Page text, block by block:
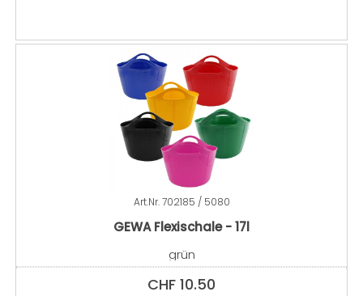
Art.Nr.702185 / 5080
GEWA Flexischale - 17l
grün
CHF 10.50